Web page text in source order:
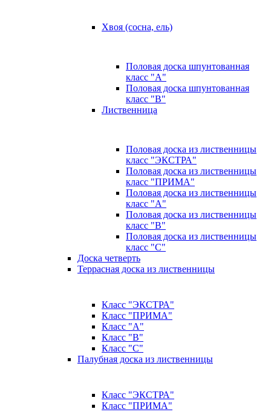
Хвоя (сосна, ель)
Половая доска шпунтованная
класс "А"
Половая доска шпунтованная
класс "B"
Лиственница
Половая доска из лиственницы
класс "ЭКСТРА"
Половая доска из лиственницы
класс "ПРИМА"
Половая доска из лиственницы
класс "А"
Половая доска из лиственницы
класс "B"
Половая доска из лиственницы
класс "C"
Доска четверть
Террасная доска из лиственницы
Класс "ЭКСТРА"
Класс "ПРИМА"
Класс "А"
Класс "B"
Класс "C"
Палубная доска из лиственницы
Класс "ЭКСТРА"
Класс "ПРИМА"